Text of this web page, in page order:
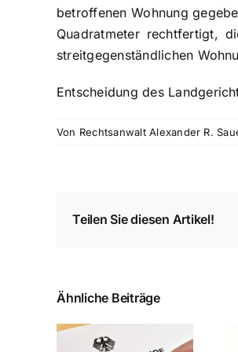
betroffenen Wohnung
Quadratmeter rechtfertigt,
streitgegenständlichen
Entscheidung des
Von Rechtsanwalt Alexander R.
Teilen Sie diesen Artikel!
Ähnliche Beiträge